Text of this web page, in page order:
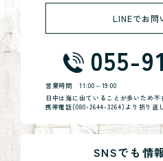
LINEでお問
055-
営業時間11:00～19:00
日中は海に出ていることが多いため不
携帯電話(080-2644-3264)より折り返
SNSでも情